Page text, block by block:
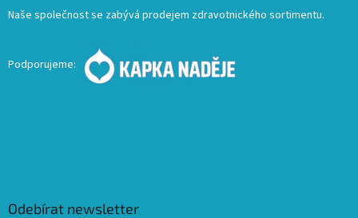
Naše společnost se zabývá prodejem zdravotnického sortimentu.
Podporujeme:
Odebírat newsletter